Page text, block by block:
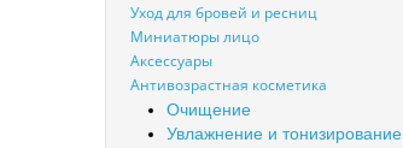
Уход для бровей и ресниц
Миниатюры лицо
Аксессуары
Антивозрастная косметика
Очищение
Увлажнение и тонизирование